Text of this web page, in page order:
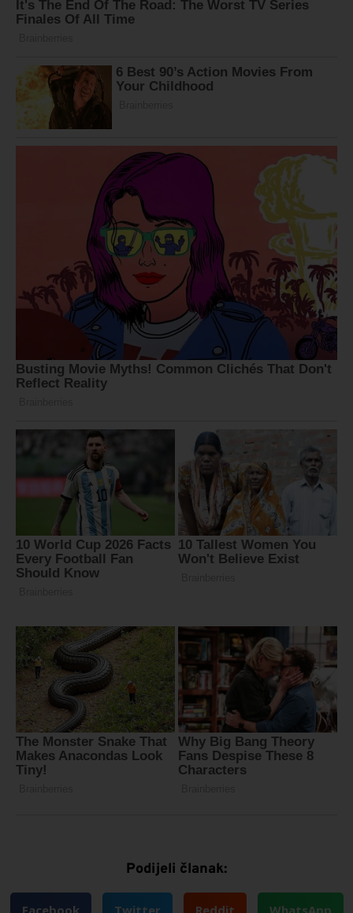
Podijeli članak:
Facebook Twitter Reddit WhatsApp